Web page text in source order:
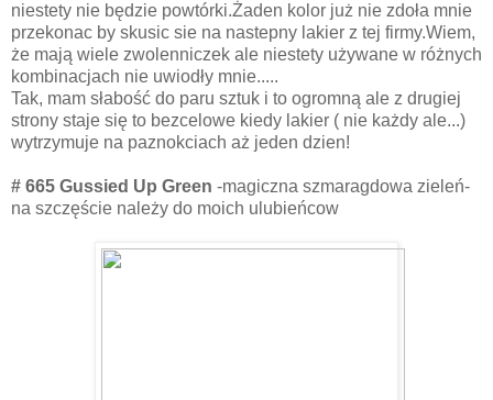
niestety nie będzie powtórki.Żaden kolor już nie zdoła mnie
przekonac by skusic sie na nastepny lakier z tej firmy.Wiem,
że mają wiele zwolenniczek ale niestety używane w różnych
kombinacjach nie uwiodły mnie.....
Tak, mam słabość do paru sztuk i to ogromną ale z drugiej
strony staje się to bezcelowe kiedy lakier ( nie każdy ale...)
wytrzymuje na paznokciach aż jeden dzien!
# 665 Gussied Up Green -magiczna szmaragdowa zieleń-
na szczęście należy do moich ulubieńcow